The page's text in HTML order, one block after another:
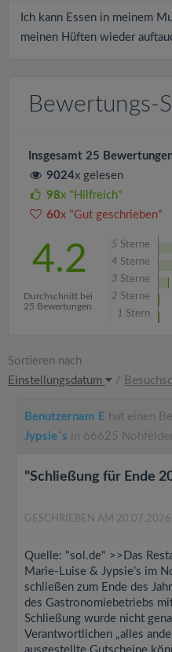
Ich kann Essen in meinem
meinen Hüften wieder
Bewertungs-
Insgesamt 25
9024x gelesen
98x "Hilfreich"
60x "Gut geschrieben"
4.2
Durchschnitt bei
25 Bewertungen
5 Sterne
4 Sterne
3 Sterne
2 Sterne
1 Stern
Sortieren nach
Einstellungsdatum
/
Benutzernam E hat einen
Jypsie´s in 66625
"Schließung für Ende
GESCHRIEBEN AM 20.07.2026
Quelle: "sol.de" >>Das
Marie-Luise & Jypsie’s im
schließen zum Ende des
des Gastronomiebetriebs
Schließung wurde nicht
Verantwortlichen „alles
a
o
n